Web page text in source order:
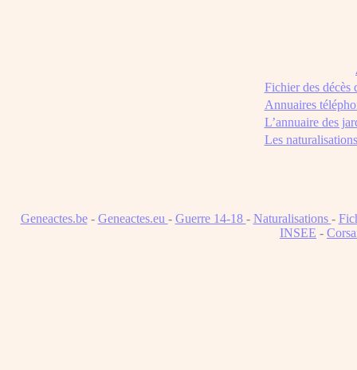
Fichier des décès
Annuaires
L’annuaire des
Les
Geneactes.be- Geneactes.eu - Guerre 14-18 - Naturalisations -
INSEE -